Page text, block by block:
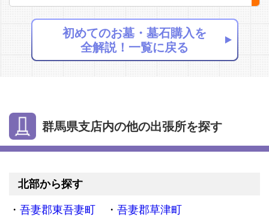
初めてのお墓・墓石購入を
全解説！一覧に戻る
群馬県支店内の他の出張所を探す
北部から探す
吾妻郡東吾妻町
吾妻郡草津町